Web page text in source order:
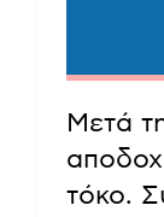
Μετά
τόκο.